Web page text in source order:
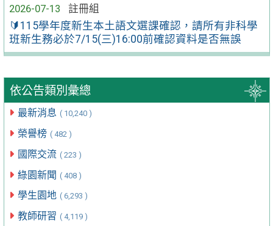
2026-07-13
註冊組
🔰115學年度新生本土語文選課確認，請所有非科學
班新生務必於7/15(三)16:00前確認資料是否無誤
依公告類別彙總
最新消息 ( 10,240 )
榮譽榜 ( 482 )
國際交流 ( 223 )
綠園新聞 ( 408 )
學生園地 ( 6,293 )
教師研習 ( 4,119 )